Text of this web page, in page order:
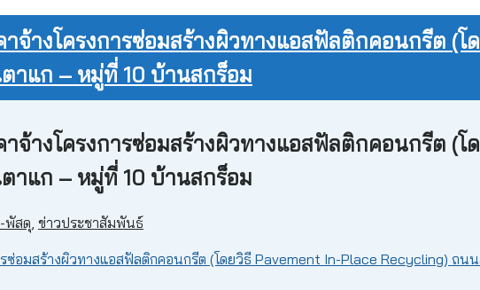
าจ้างโครงการซ่อมสร้างผิวทางแอสฟัลติกคอนกรีต (
าแก – หมู่ที่ 10 บ้านสกร็อม
าจ้างโครงการซ่อมสร้างผิวทางแอสฟัลติกคอนกรีต (
าแก – หมู่ที่ 10 บ้านสกร็อม
พัสดุ ข่าวประชาสัมพันธ์
รซ่อมสร้างผิวทางแอสฟัลติกคอนกรีต (โดยวิธี Pavement In-Place Recycling)